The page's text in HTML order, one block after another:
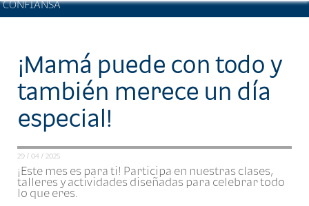
CONFIANSA
¡Mamá puede con todo y
también merece un día
especial!
29 / 04 / 2025
¡Este mes es para ti! Participa en nuestras clases,
talleres y actividades diseñadas para celebrar todo
lo que eres.